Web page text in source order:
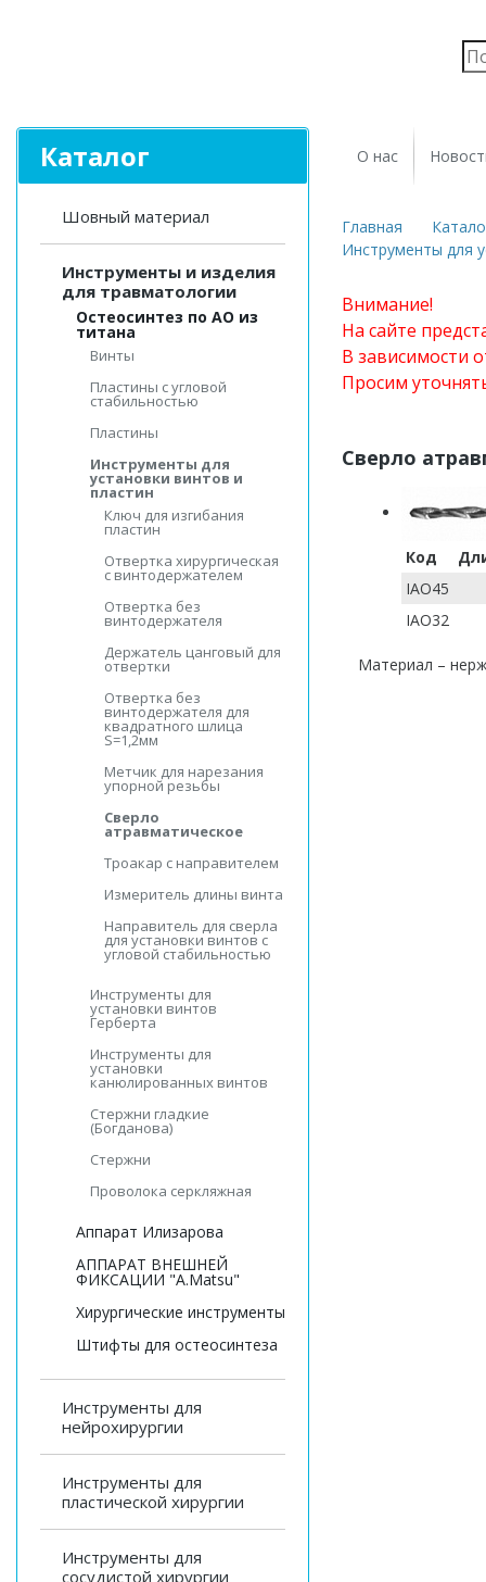
Каталог
Шовный материал
Инструменты и изделия
для травматологии
Остеосинтез по АО из
титана
Винты
Пластины с угловой
стабильностью
Пластины
Инструменты для
установки винтов и
пластин
Ключ для изгибания
пластин
Отвертка хирургическая
с винтодержателем
Отвертка без
винтодержателя
Держатель цанговый для
отвертки
Отвертка без
винтодержателя для
квадратного шлица
S=1,2мм
Метчик для нарезания
упорной резьбы
Сверло
атравматическое
Троакар с направителем
Измеритель длины винта
Направитель для сверла
для установки винтов с
угловой стабильностью
Инструменты для
установки винтов
Герберта
Инструменты для
установки
канюлированных винтов
Стержни гладкие
(Богданова)
Стержни
Проволока серкляжная
Аппарат Илизарова
АППАРАТ ВНЕШНЕЙ
ФИКСАЦИИ "A.Matsu"
Хирургические инструменты
Штифты для остеосинтеза
Инструменты для
нейрохирургии
Инструменты для
пластической хирургии
Инструменты для
сосудистой хирургии
О нас
Главная
Инструменты для
Внимание!
На сайте
В зависимости
Просим
Сверло
Код
IAO45
IAO32
Материал –